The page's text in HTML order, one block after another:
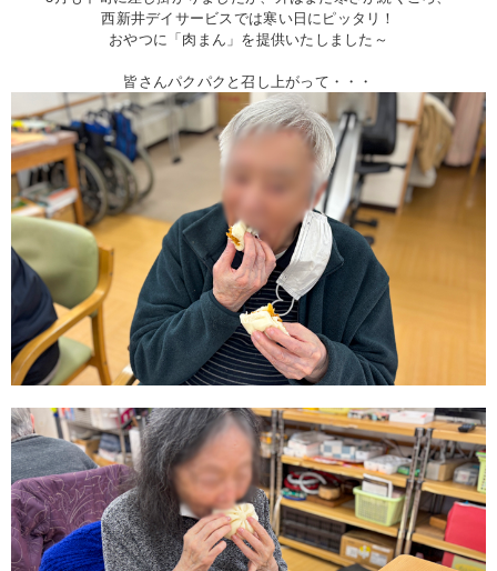
西新井デイサービスでは寒い日にピッタリ！
おやつに「肉まん」を提供いたしました～
皆さんパクパクと召し上がって・・・